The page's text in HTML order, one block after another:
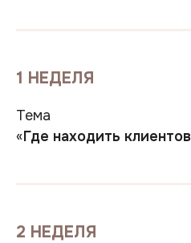
1 НЕДЕЛЯ
Тема
«Где находить клиентов
2 НЕДЕЛЯ